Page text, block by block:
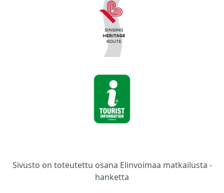
Sivusto on toteutettu osana Elinvoimaa matkailusta -
hanketta